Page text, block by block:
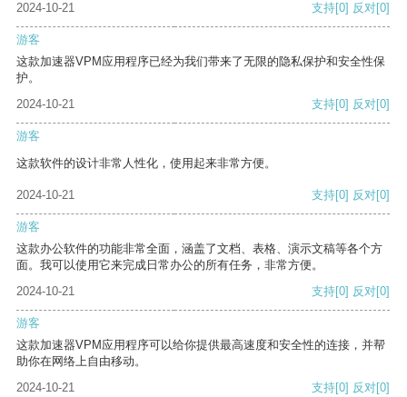
2024-10-21 支持[0] 反对[0]
游客
这款加速器VPM应用程序已经为我们带来了无限的隐私保护和安全性保
护。
2024-10-21
支持[0] 反对[0]
游客
这款软件的设计非常人性化，使用起来非常方便。
2024-10-21 支持[0] 反对[0]
游客
这款办公软件的功能非常全面，涵盖了文档、表格、演示文稿等各个方
面。我可以使用它来完成日常办公的所有任务，非常方便。
2024-10-21
支持[0] 反对[0]
游客
这款加速器VPM应用程序可以给你提供最高速度和安全性的连接，并帮
助你在网络上自由移动。
2024-10-21
支持[0] 反对[0]